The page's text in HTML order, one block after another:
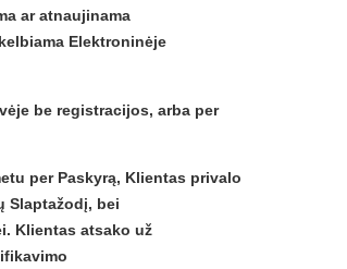
ar atnaujinama
Elektroninėje
be registracijos, arba per
per Paskyrą, Klientas privalo
Slaptažodį, bei
Klientas atsako už